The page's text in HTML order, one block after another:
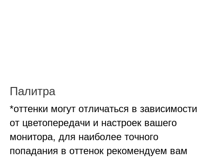
Палитра
*оттенки могут отличаться в зависимости
от цветопередачи и настроек вашего
монитора, для наиболее точного
попадания в оттенок рекомендуем вам